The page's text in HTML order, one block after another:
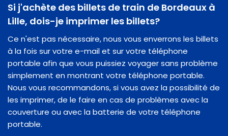
Si j'achète des billets de train de Bordeaux à
Lille, dois-je imprimer les billets?
Ce n'est pas nécessaire, nous vous enverrons les billets
à la fois sur votre e-mail et sur votre téléphone
portable afin que vous puissiez voyager sans problème
simplement en montrant votre téléphone portable.
Nous vous recommandons, si vous avez la possibilité de
les imprimer, de le faire en cas de problèmes avec la
couverture ou avec la batterie de votre téléphone
portable.